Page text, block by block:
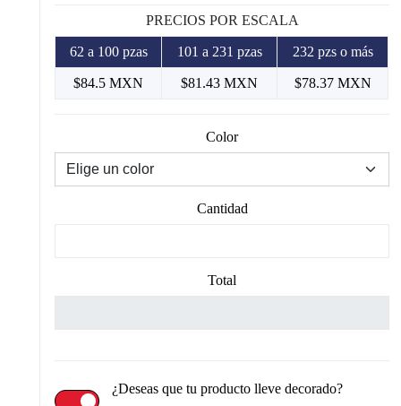
PRECIOS POR ESCALA
62 a 100 pzas 101 a 231 pzas 232 pzs o más
$84.5 MXN $81.43 MXN $78.37 MXN
Color
Cantidad
Total
¿Deseas que tu producto lleve decorado?